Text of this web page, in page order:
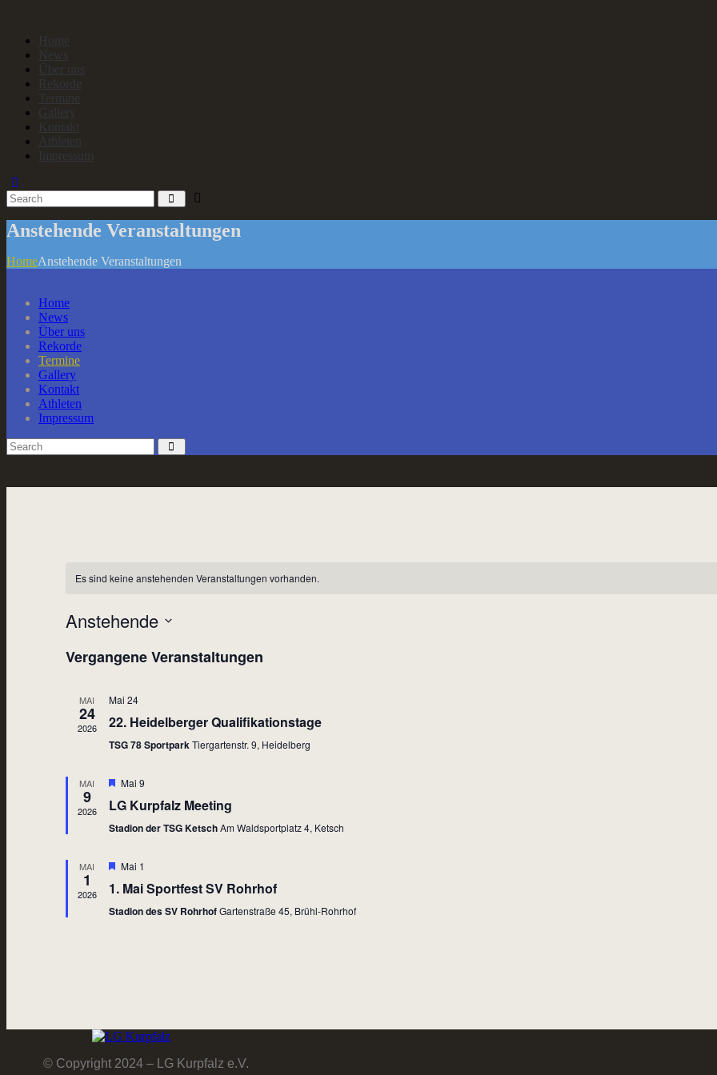
Home
News
Über uns
Rekorde
Termine
Gallery
Kontakt
Athleten
Impressum
Anstehende Veranstaltungen
HomeAnstehende Veranstaltungen
Home
News
Über uns
Rekorde
Termine
Gallery
Kontakt
Athleten
Impressum
Es sind keine anstehenden Veranstaltungen vorhanden.
Anstehende
wählen.
Vergangene Veranstaltungen
MAI
24
2026
Mai 24
22. Heidelberger Qualifikationstage
TSG 78 SportparkTiergartenstr. 9, Heidelberg
MAI
9
2026
Hervorgehoben
Mai 9
LG Kurpfalz Meeting
Stadion der TSG KetschAm Waldsportplatz 4, Ketsch
MAI
1
2026
Hervorgehoben
Mai 1
1. Mai Sportfest SV Rohrhof
Stadion des SV RohrhofGartenstraße 45, Brühl-Rohrhof
© Copyright 2024 – LG Kurpfalz e.V.